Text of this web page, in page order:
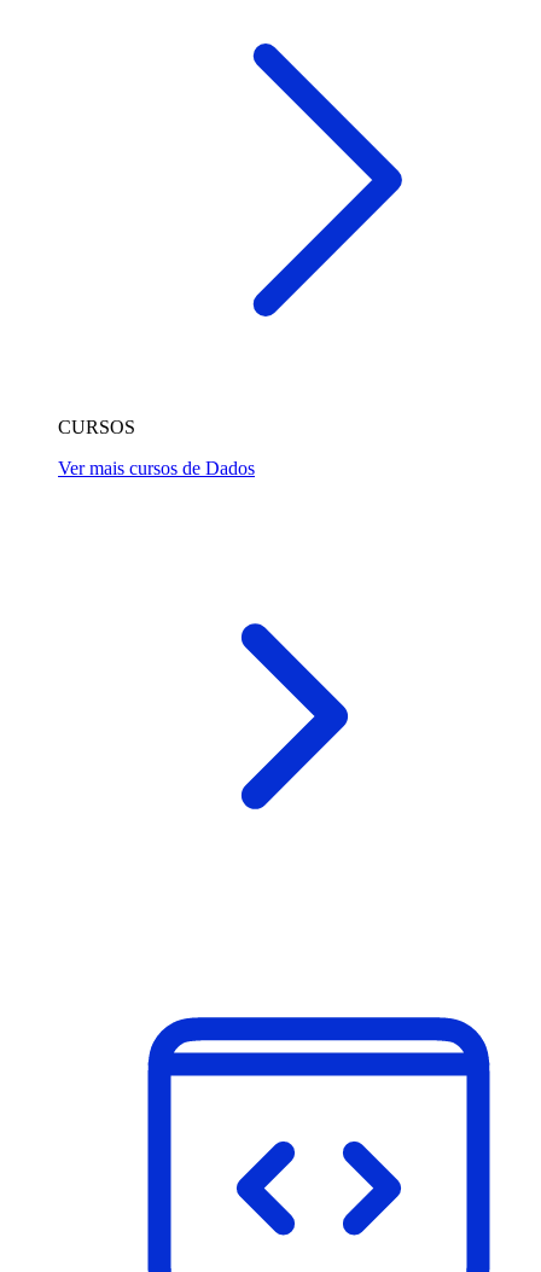
CURSOS
Ver mais cursos de Dados